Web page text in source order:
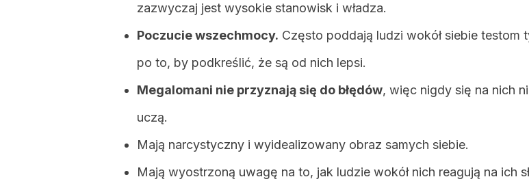
zazwyczaj jest wysokie stanowisk i władza.
Poczucie wszechmocy. Często poddają ludzi wokół siebie testom
po to, by podkreślić, że są od nich lepsi.
Megalomani nie przyznają się do błędów, więc nigdy się na nich
uczą.
Mają narcystyczny i wyidealizowany obraz samych siebie.
Mają wyostrzoną uwagę na to, jak ludzie wokół nich reagują na ich